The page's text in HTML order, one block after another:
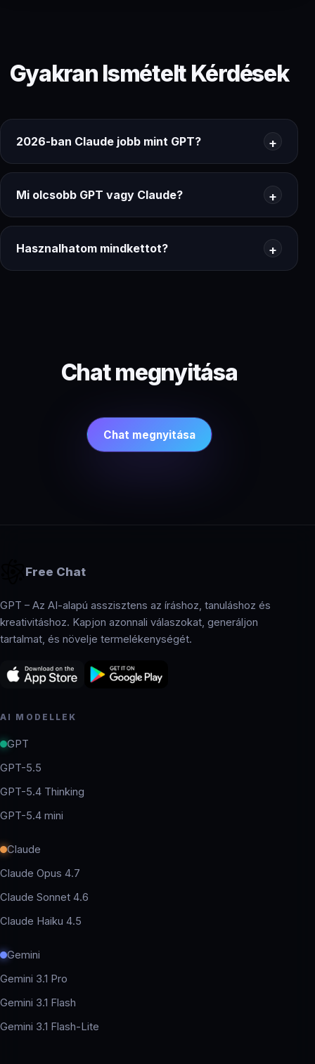
Gyakran Ismételt Kérdések
2026-ban Claude jobb mint GPT?
Mi olcsobb GPT vagy Claude?
Hasznalhatom mindkettot?
Chat megnyitása
Chat megnyitása
Free Chat
GPT – Az AI-alapú asszisztens az íráshoz, tanuláshoz és
kreativitáshoz. Kapjon azonnali válaszokat, generáljon
tartalmat, és növelje termelékenységét.
AI MODELLEK
GPT
GPT-5.5
GPT-5.4 Thinking
GPT-5.4 mini
Claude
Claude Opus 4.7
Claude Sonnet 4.6
Claude Haiku 4.5
Gemini
Gemini 3.1 Pro
Gemini 3.1 Flash
Gemini 3.1 Flash-Lite